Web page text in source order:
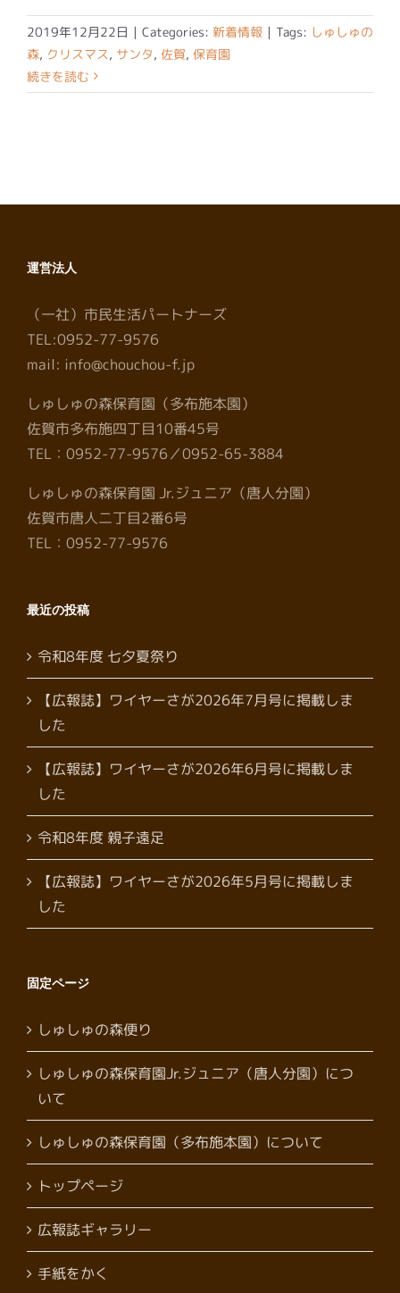
2019年12月22日 | Categories: 新着情報 | Tags: しゅしゅの
森, クリスマス, サンタ, 佐賀, 保育園
続きを読む
運営法人
（一社）市民生活パートナーズ
TEL:0952-77-9576
mail: info@chouchou-f.jp
しゅしゅの森保育園（多布施本園）
佐賀市多布施四丁目10番45号
TEL：0952-77-9576／0952-65-3884
しゅしゅの森保育園 Jr.ジュニア（唐人分園）
佐賀市唐人二丁目2番6号
TEL：0952-77-9576
最近の投稿
令和8年度 七夕夏祭り
【広報誌】ワイヤーさが2026年7月号に掲載しま
した
【広報誌】ワイヤーさが2026年6月号に掲載しま
した
令和8年度 親子遠足
【広報誌】ワイヤーさが2026年5月号に掲載しま
した
固定ページ
しゅしゅの森便り
しゅしゅの森保育園Jr.ジュニア（唐人分園）につ
いて
しゅしゅの森保育園（多布施本園）について
トップページ
広報誌ギャラリー
手紙をかく